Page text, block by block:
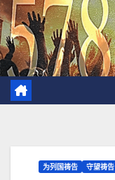
跳
至
内
容
为列国祷告 守望祷告